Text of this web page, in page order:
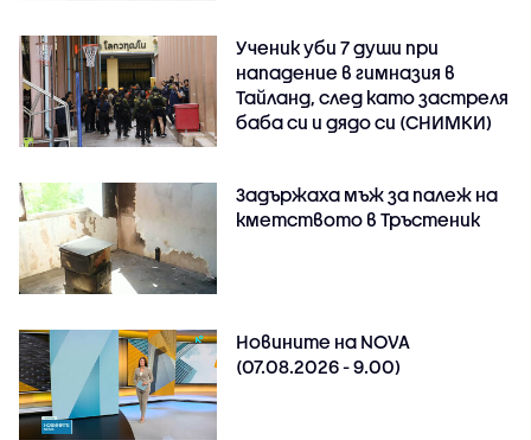
Ученик уби 7 души при
нападение в гимназия в
Тайланд, след като застреля
баба си и дядо си (СНИМКИ)
Задържаха мъж за палеж на
кметството в Тръстеник
Новините на NOVA
(07.08.2026 - 9.00)